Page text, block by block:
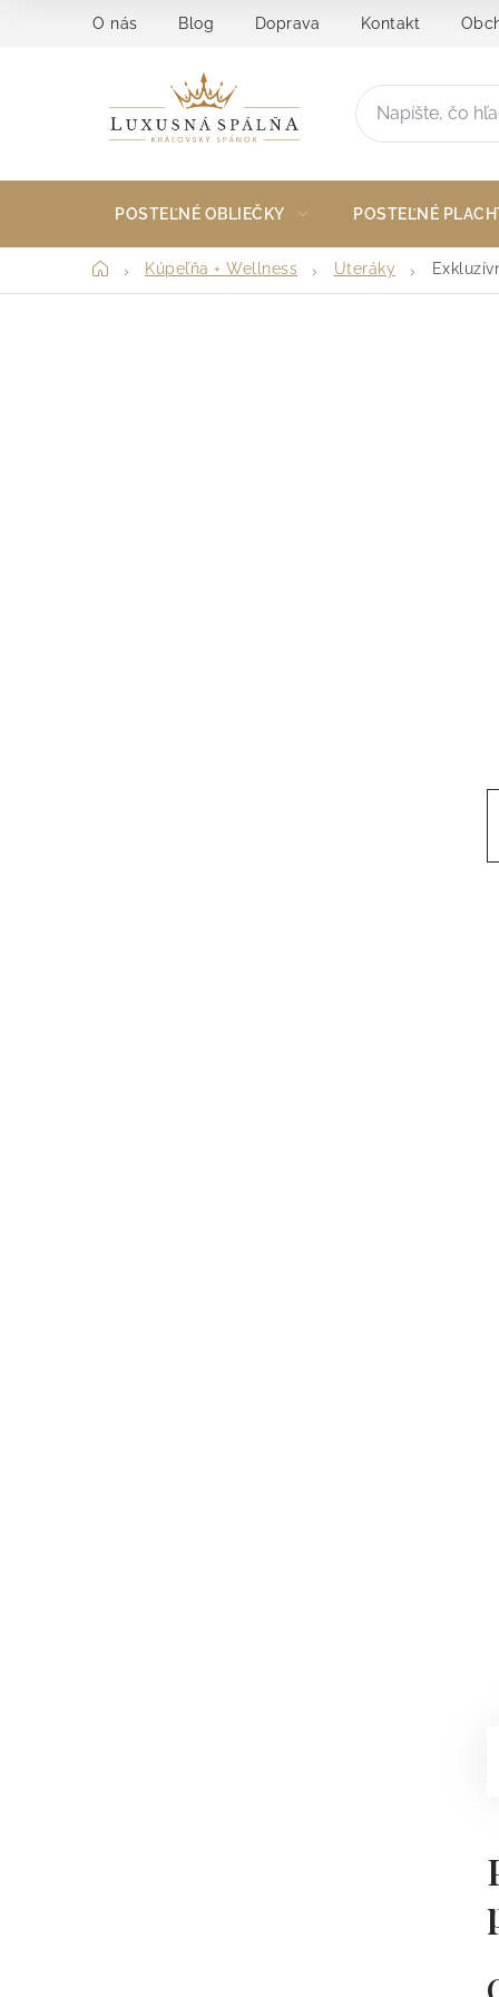
O nás Blog Doprava Kontakt
POSTEĽNÉ OBLIEČKY POSTEĽNÉ
DomovKúpeľňa + Wellness Uteráky